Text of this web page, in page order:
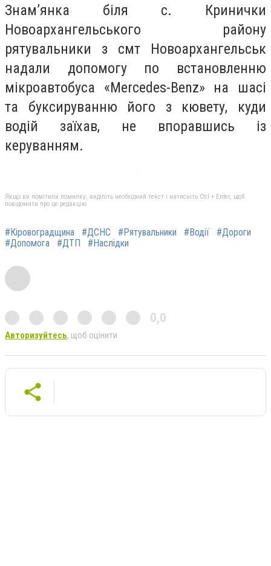
Знам’янка біля с. Кринички
Новоархангельського району
рятувальники з смт Новоархангельськ
надали допомогу по встановленню
мікроавтобуса «Mercedes-Benz» на шасі
та буксируванню його з кювету, куди
водій заїхав, не впоравшись із
керуванням.
Якщо ви помітили помилку, виділіть необхідний текст і натисніть Ctrl + Enter, щоб
повідомити про це редакцію
#Кіровоградщина #ДСНС #Рятувальники #Водії
#Дороги
#Допомога
#ДТП #Наслідки
0,0
Авторизуйтесь, щоб оцінити